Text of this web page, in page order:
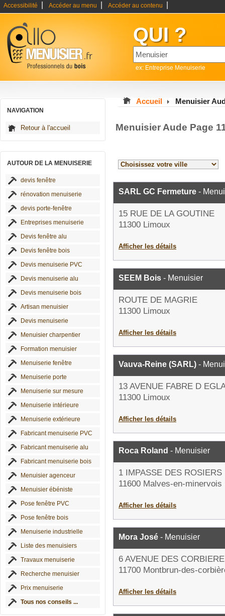
Accessibilité Accéder au menu Accéder au contenu
QUI ?
ex: Entreprise Menuiserie
NAVIGATION
Retour à l'accueil
AUTOUR DE LA MENUISERIE
devis fenêtre
rénovation menuiserie
devis porte-fenêtre
Entreprises menuiserie
Devis fenêtre alu
Devis fenêtre bois
Devis menuiserie PVC
Devis menuiserie alu
Devis menuiserie bois
Artisan menuisier
Devis menuiserie
Menuisier charpentier
Formation menuisier
Menuiserie fenêtre
Menuiserie porte
Menuiserie sur mesure
Menuiserie intérieure
Menuiserie extérieure
Fabricant menuiserie PVC
Fabricant menuiserie alu
Fabricant menuiserie bois
Menuisier agenceur
Menuisier ébéniste
Pose fenêtre PVC
Pose fenêtre bois
Menuiserie industrielle
Liste des menuisiers
Travaux menuiserie
Recherche menuisier
Prix menuiserie
Tous nos conseils ...
Accueil Menuisier
Menuisier Aude Page
SARL GC Fermeture -
15 RUE DE LA GOUTINE
11300 Limoux
Afficher les détails
SEEM Bois - Menuisier
ROUTE DE MAGRIE
11300 Limoux
Afficher les détails
Vauva-Reine (SARL) -
13 AVENUE FABRE D
11300 Limoux
Afficher les détails
Roca Roland - Menuisier
1 IMPASSE DES ROSIERS
11600 Malves-en-minervois
Afficher les détails
Mora José - Menuisier
6 AVENUE DES
11700 Montbrun-des-
Afficher les détails